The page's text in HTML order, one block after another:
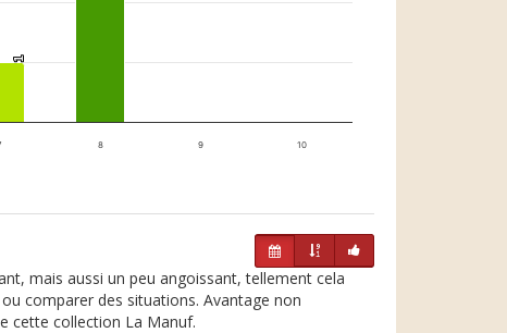
1
1
8 9 10
mais aussi un peu angoissant, tellement cela
comparer des situations. Avantage non
cette collection La Manuf.